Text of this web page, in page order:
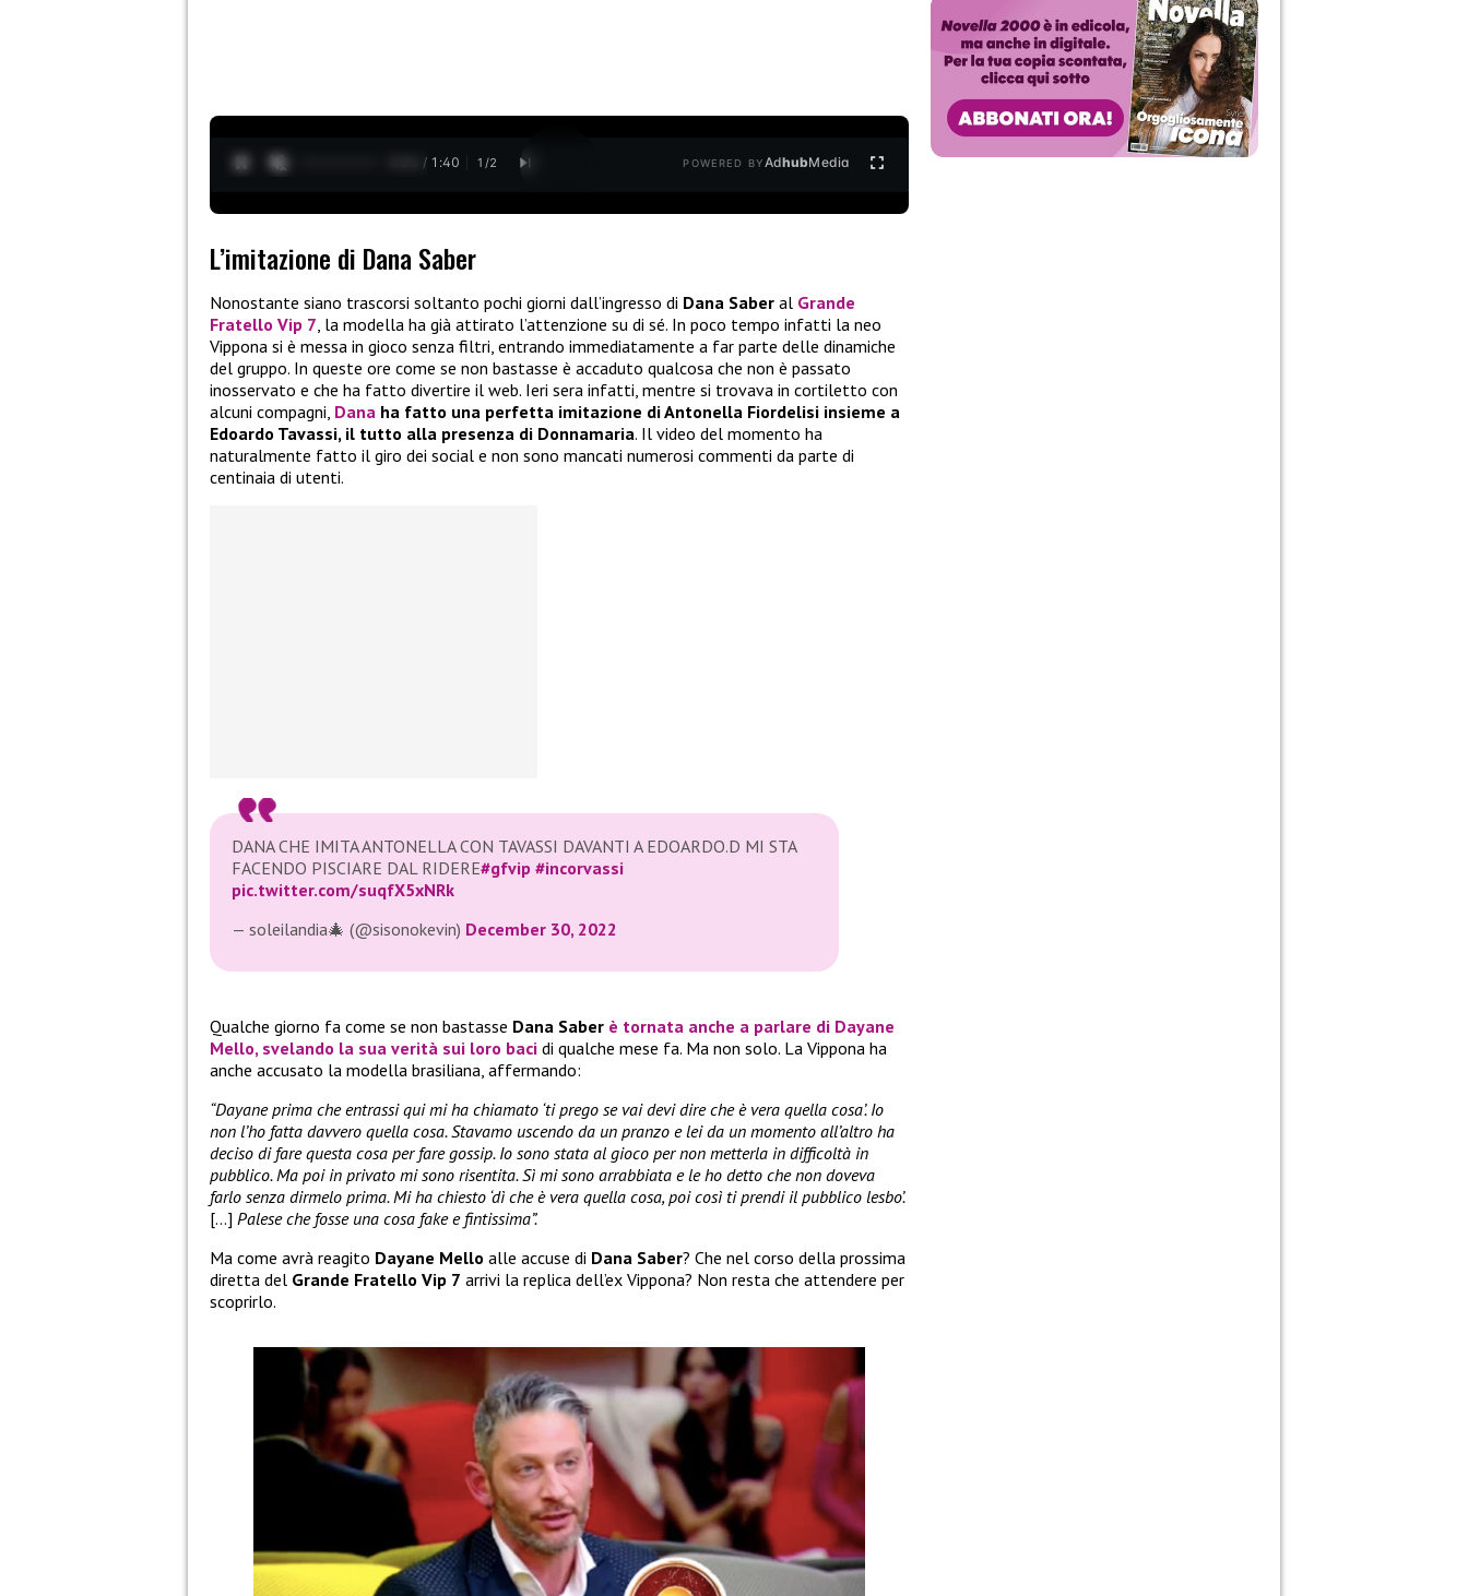
0:27 / 1:40 1 /2 POWERED BYAdhubMedia
L’imitazione di Dana Saber
Nonostante siano trascorsi soltanto pochi giorni dall’ingresso di Dana Saber al Grande
Fratello Vip 7, la modella ha già attirato l’attenzione su di sé. In poco tempo infatti la neo
Vippona si è messa in gioco senza filtri, entrando immediatamente a far parte delle dinamiche
del gruppo. In queste ore come se non bastasse è accaduto qualcosa che non è passato
inosservato e che ha fatto divertire il web. Ieri sera infatti, mentre si trovava in cortiletto con
alcuni compagni, Dana ha fatto una perfetta imitazione di Antonella Fiordelisi insieme a
Edoardo Tavassi, il tutto alla presenza di Donnamaria. Il video del momento ha
naturalmente fatto il giro dei social e non sono mancati numerosi commenti da parte di
centinaia di utenti.
DANA CHE IMITA ANTONELLA CON TAVASSI DAVANTI A EDOARDO.D MI STA
FACENDO PISCIARE DAL RIDERE#gfvip #incorvassi
pic.twitter.com/suqfX5xNRk
— soleilandia🎄 (@sisonokevin) December 30, 2022
Qualche giorno fa come se non bastasse Dana Saber è tornata anche a parlare di Dayane
Mello, svelando la sua verità sui loro baci di qualche mese fa. Ma non solo. La Vippona ha
anche accusato la modella brasiliana, affermando:
“Dayane prima che entrassi qui mi ha chiamato ‘ti prego se vai devi dire che è vera quella cosa’. Io
non l’ho fatta davvero quella cosa. Stavamo uscendo da un pranzo e lei da un momento all’altro ha
deciso di fare questa cosa per fare gossip. Io sono stata al gioco per non metterla in difficoltà in
pubblico. Ma poi in privato mi sono risentita. Sì mi sono arrabbiata e le ho detto che non doveva
farlo senza dirmelo prima. Mi ha chiesto ‘dì che è vera quella cosa, poi così ti prendi il pubblico lesbo’.
[…] Palese che fosse una cosa fake e fintissima”.
Ma come avrà reagito Dayane Mello alle accuse di Dana Saber? Che nel corso della prossima
diretta del Grande Fratello Vip 7 arrivi la replica dell’ex Vippona? Non resta che attendere per
scoprirlo.